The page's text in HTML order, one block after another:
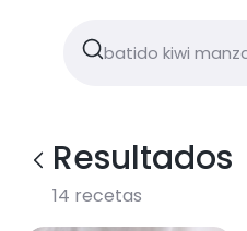
Resultados
14 recetas